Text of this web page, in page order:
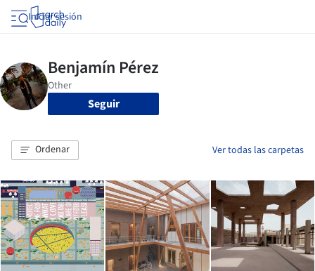
Iniciar sesión
Seguir
Ordenar Ver todas las carpetas